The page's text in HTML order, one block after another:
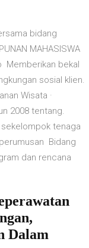
bidang
MAHASISWA
Memberikan bekal
sosial klien.
Wisata ·
2008 tentang.
sekelompok tenaga
Bidang
dan rencana
Dalam